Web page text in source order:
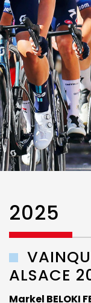
2025
ALSACE
Markel BELOKI